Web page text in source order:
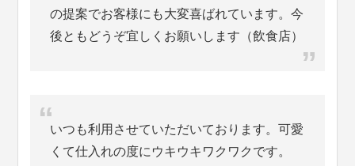
の提案でお客様にも大変喜ばれています。今
後ともどうぞ宜しくお願いします（飲食店）
いつも利用させていただいております。可愛
くて仕入れの度にウキウキワクワクです。